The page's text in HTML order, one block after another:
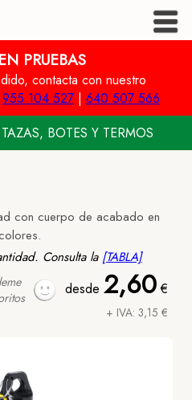
PRUEBAS
contacta con nuestro
955 104 527 | 640 507 566
TAZAS, BOTES Y TERMOS
con cuerpo de acabado en
Consulta la [TABLA]
desde 2,60€
+ IVA: 3,15 €